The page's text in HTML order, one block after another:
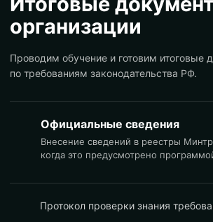
организации
Проводим обучение и готовим итоговые
по требованиям законодательства РФ.
Официальные сведения
Внесение сведений в реестры
когда это предусмотрено
Протокол проверки знания